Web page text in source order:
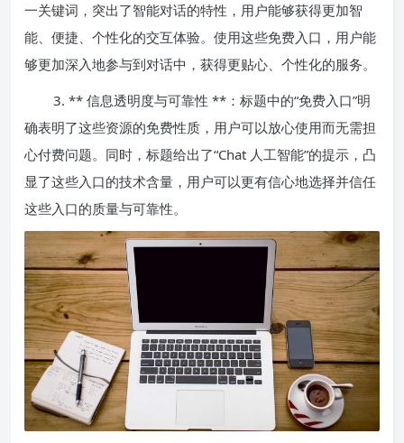
一关键词，突出了智能对话的特性，用户能够获得更加智
能、便捷、个性化的交互体验。使用这些免费入口，用户能
够更加深入地参与到对话中，获得更贴心、个性化的服务。
3. ** 信息透明度与可靠性 **：标题中的“免费入口”明
确表明了这些资源的免费性质，用户可以放心使用而无需担
心付费问题。同时，标题给出了“Chat 人工智能”的提示，凸
显了这些入口的技术含量，用户可以更有信心地选择并信任
这些入口的质量与可靠性。